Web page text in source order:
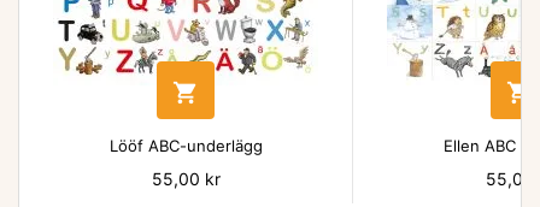

Lööf ABC-underlägg
Pris
55,00 kr

Ellen ABC
Pris
55,00